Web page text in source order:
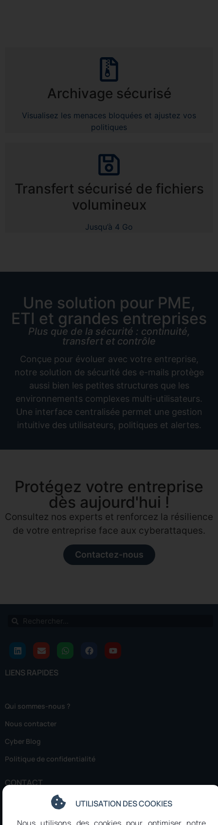
Archivage sécurisé
Visualisez les menaces bloquées et ajustez vos
politiques
Transfert sécurisé de fichiers
volumineux
Jusqu’à 4 Go
Une solution pour PME,
ETI et grandes entreprises
Plus que de la sécurité : continuité,
transfert et contrôle
Conçue pour évoluer avec votre entreprise,
notre solution de sécurité des e-mails protège
aussi bien les petites structures que les
environnements complexes multi-utilisateurs.
Une interface centralisée permet une gestion
intuitive des utilisateurs, politiques et alertes.
Protégez votre entreprise
dès aujourd'hui !
Consultez nos experts et renforcez la résilience
de votre entreprise face aux cyberattaques.
Contactez-nous
LIENS RAPIDES
Qui sommes-nous ?
Nous contacter
Cyber Blog
Politique de confidentialité
CONTACT
UTILISATION DES COOKIES